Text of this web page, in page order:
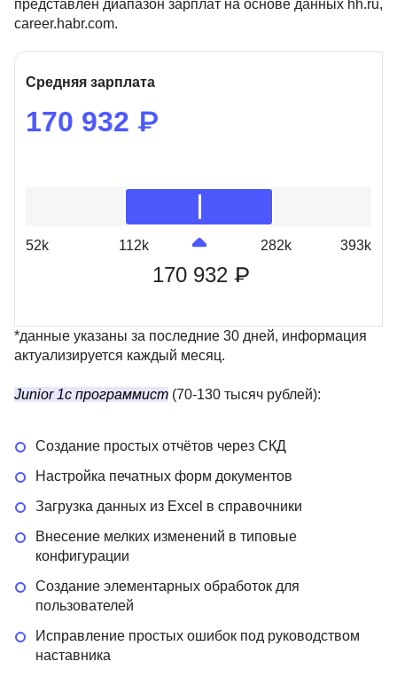
представлен диапазон зарплат на основе данных hh.ru,
career.habr.com.
Средняя зарплата
170 932 ₽
52k 112k
170 932 ₽
282k 393k
*данные указаны за последние 30 дней, информация
актуализируется каждый месяц.
Junior 1с программист (70-130 тысяч рублей):
Создание простых отчётов через СКД
Настройка печатных форм документов
Загрузка данных из Excel в справочники
Внесение мелких изменений в типовые
конфигурации
Создание элементарных обработок для
пользователей
Исправление простых ошибок под руководством
наставника
47 отзывов
Подробнее от 2 990 ₽ Подробнее от 6 800 ₽